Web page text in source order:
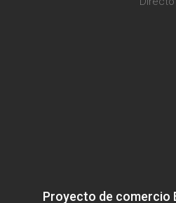
Proyecto de comercio